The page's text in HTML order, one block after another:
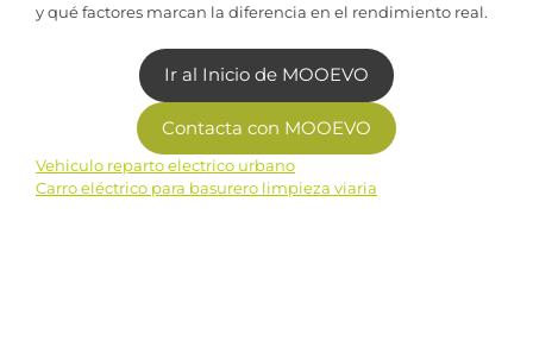
y qué factores marcan la diferencia en el rendimiento real.
Ir al Inicio de MOOEVO
Contacta con MOOEVO
Navegación
Vehiculo reparto electrico urbano
Carro eléctrico para basurero limpieza viaria